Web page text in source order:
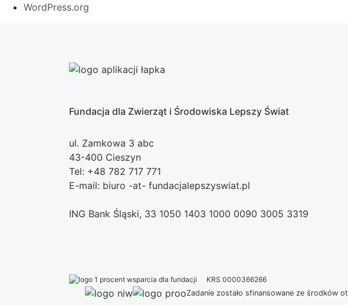
WordPress.org
Fundacja dla Zwierząt i Środowiska Lepszy Świat
ul. Zamkowa 3 abc
43-400 Cieszyn
Tel: +48 782 717 771
E-mail: biuro -at- fundacjalepszyswiat.pl
ING Bank Śląski, 33 1050 1403 1000 0090 3005 3319
KRS 0000366266
Zadanie zostało sfinansowane ze środków